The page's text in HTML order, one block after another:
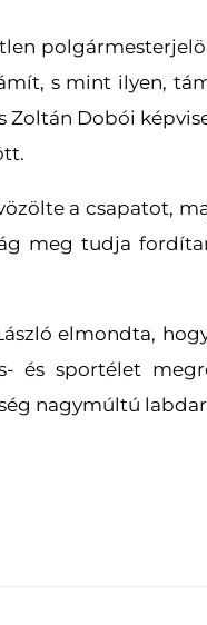
s mint ilyen,
Dobói
a csapatot,
meg tudja
elmondta,
sportélet
nagymúltú